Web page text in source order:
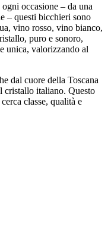
occasione – da una
– questi bicchieri sono
vino rosso, vino bianco,
puro e sonoro,
unica, valorizzando al
dal cuore della Toscana
cristallo italiano. Questo
classe, qualità e